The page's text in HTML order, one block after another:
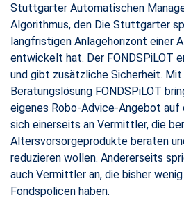
Stuttgarter Automatischen
Algorithmus, den Die Stuttgarter
langfristigen Anlagehorizont einer
entwickelt hat. Der FONDSPiLOT
und gibt zusätzliche Sicherheit.
Beratungslösung FONDSPiLOT
eigenes Robo-Advice-Angebot
sich einerseits an Vermittler, die
Altersvorsorgeprodukte beraten
reduzieren wollen. Andererseits
auch Vermittler an, die bisher
Fondspolicen haben.